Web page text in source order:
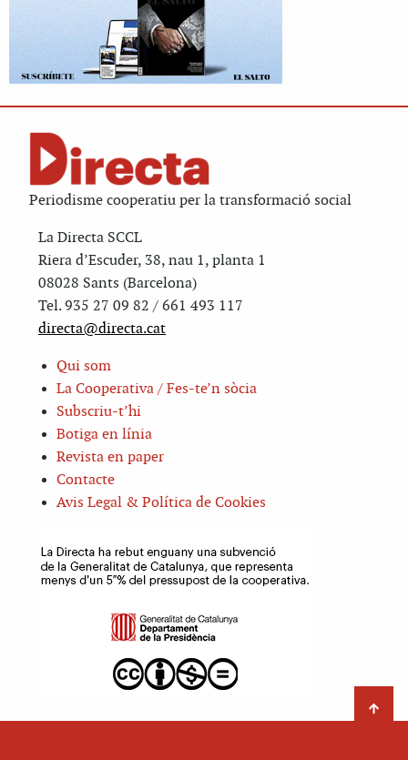
Periodisme cooperatiu per la transformació social
La Directa SCCL
Riera d’Escuder, 38, nau 1, planta 1
08028 Sants (Barcelona)
Tel. 935 27 09 82 / 661 493 117
directa@directa.cat
Qui som
La Cooperativa / Fes-te’n sòcia
Subscriu-t’hi
Botiga en línia
Revista en paper
Contacte
Avis Legal & Política de Cookies